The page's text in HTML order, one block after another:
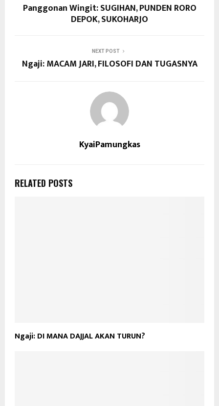
Panggonan Wingit: SUGIHAN, PUNDEN RORO
DEPOK, SUKOHARJO
NEXT POST
Ngaji: MACAM JARI, FILOSOFI DAN TUGASNYA
KyaiPamungkas
RELATED POSTS
Ngaji: DI MANA DAJJAL AKAN TURUN?